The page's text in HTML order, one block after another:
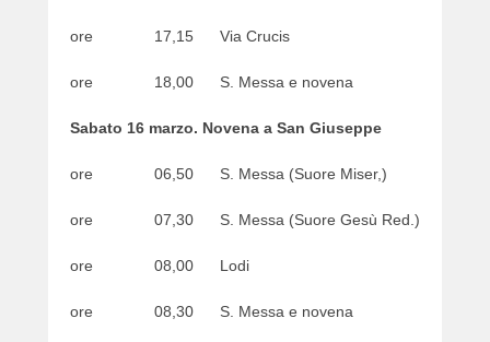
ore 17,15 Via Crucis
ore 18,00 S. Messa e novena
Sabato 16 marzo. Novena a San Giuseppe
ore 06,50 S. Messa (Suore Miser,)
ore 07,30 S. Messa (Suore Gesù Red.)
ore 08,00 Lodi
ore 08,30 S. Messa e novena